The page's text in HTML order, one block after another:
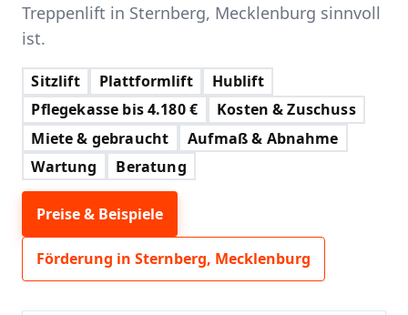
Treppenlift in Sternberg, Mecklenburg sinnvoll
ist.
Sitzlift Plattformlift
Hublift
Pflegekasse bis 4.180 €
Kosten & Zuschuss
Miete & gebraucht
Aufmaß & Abnahme
Wartung
Beratung
Preise & Beispiele
Förderung in Sternberg, Mecklenburg